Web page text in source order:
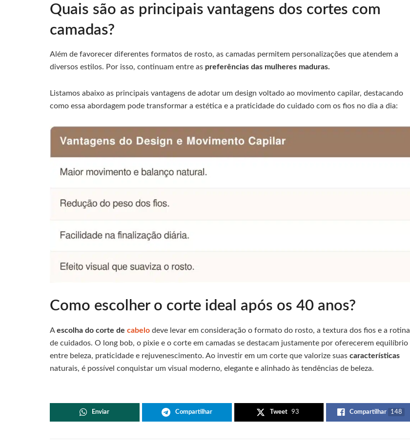
Quais são as principais vantagens dos cortes com
camadas?
Além de favorecer diferentes formatos de rosto, as camadas permitem personalizações que atendem a
diversos estilos. Por isso, continuam entre as preferências das mulheres maduras.
Listamos abaixo as principais vantagens de adotar um design voltado ao movimento capilar, destacando
como essa abordagem pode transformar a estética e a praticidade do cuidado com os fios no dia a dia:
Como escolher o corte ideal após os 40 anos?
Aescolha do corte de cabelo deve levar em consideração o formato do rosto, a textura dos fios e a rotina
de cuidados. O long bob, o pixie e o corte em camadas se destacam justamente por oferecerem equilíbrio
entre beleza, praticidade e rejuvenescimento. Ao investir em um corte que valorize suas características
naturais, é possível conquistar um visual moderno, elegante e alinhado às tendências de beleza.
Enviar Compartilhar Tweet 93 Compartilhar 148